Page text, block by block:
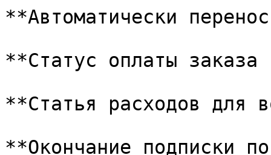
**Автоматически
**Статус оплаты
**Статья расходов для
**Окончание подписки